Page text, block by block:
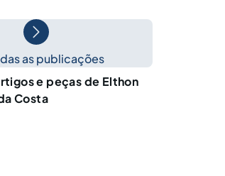
as publicações
e peças de Elthon
Costa